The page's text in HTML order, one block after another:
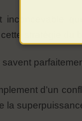
inconcevable
stratégie du
savent
d’un
la